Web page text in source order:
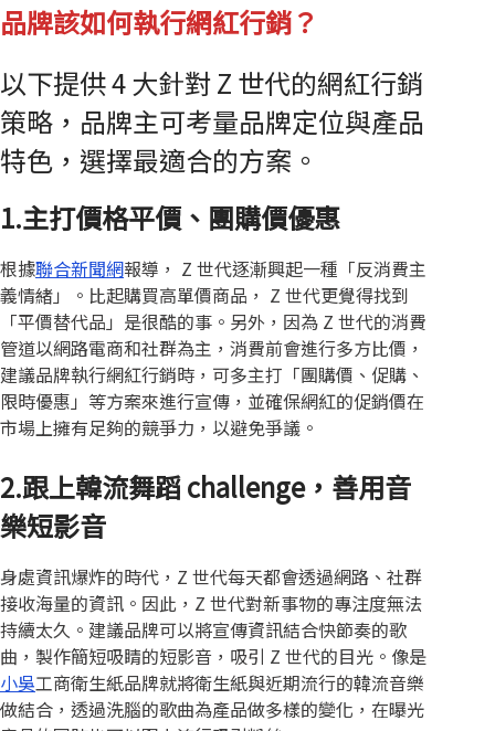
品牌該如何執行網紅行銷？
以下提供 4 大針對 Z 世代的網紅行銷
策略，品牌主可考量品牌定位與產品
特色，選擇最適合的方案。
1.主打價格平價、團購價優惠
根據聯合新聞網報導， Z 世代逐漸興起一種「反消費主
義情緒」。比起購買高單價商品， Z 世代更覺得找到
「平價替代品」是很酷的事。另外，因為 Z 世代的消費
管道以網路電商和社群為主，消費前會進行多方比價，
建議品牌執行網紅行銷時，可多主打「團購價、促購、
限時優惠」等方案來進行宣傳，並確保網紅的促銷價在
市場上擁有足夠的競爭力，以避免爭議。
2.跟上韓流舞蹈 challenge，善用音
樂短影音
身處資訊爆炸的時代，Z 世代每天都會透過網路、社群
接收海量的資訊。因此，Z 世代對新事物的專注度無法
持續太久。建議品牌可以將宣傳資訊結合快節奏的歌
曲，製作簡短吸睛的短影音，吸引 Z 世代的目光。像是
小吳工商衛生紙品牌就將衛生紙與近期流行的韓流音樂
做結合，透過洗腦的歌曲為產品做多樣的變化，在曝光